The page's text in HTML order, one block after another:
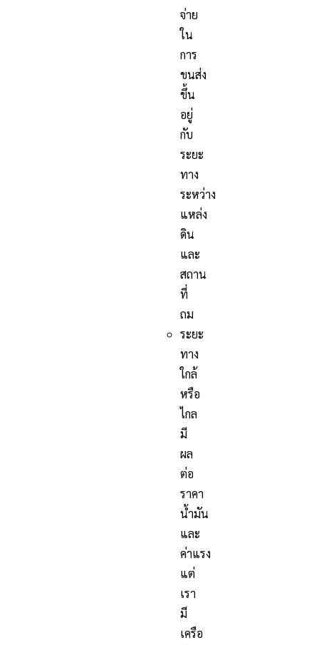
จ่าย
ใน
การ
ขนส่ง
ขึ้น
อยู่
กับ
ระยะ
ทาง
ระหว่าง
แหล่ง
ดิน
และ
สถาน
ที่
ถม
ระยะ
ทาง
ใกล้
หรือ
ไกล
มี
ผล
ต่อ
ราคา
น้ำมัน
และ
ค่าแรง
แต่
เรา
มี
เครือ